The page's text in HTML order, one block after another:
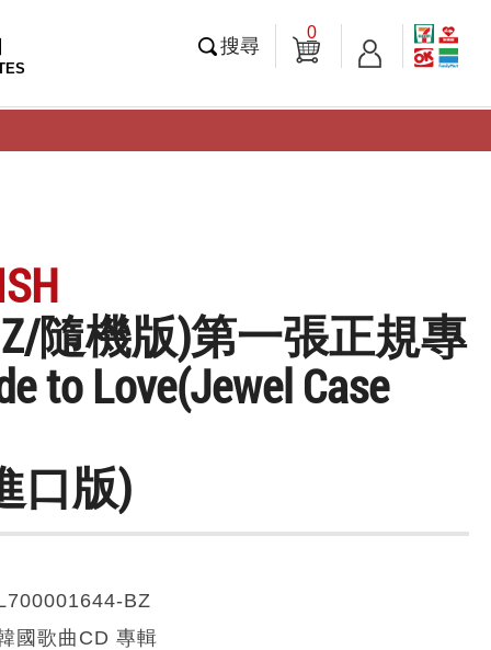
搜尋
0
隨機版)第一張正規專
to Love(Jewel Case
口版)
BZ
國歌曲CD 專輯